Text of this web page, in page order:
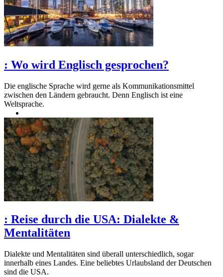
: Wo wird Englisch gesprochen?
Die englische Sprache wird gerne als Kommunikationsmittel
zwischen den Ländern gebraucht. Denn Englisch ist eine
Weltsprache.
: Reise durch die USA: Dialekte &
Mentalitäten
Dialekte und Mentalitäten sind überall unterschiedlich, sogar
innerhalb eines Landes. Eine beliebtes Urlaubsland der Deutschen
sind die USA.